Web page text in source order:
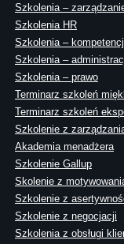
Szkolenia –
Szkolenia HR
Szkolenia –
Szkolenia –
Szkolenia – prawo
Terminarz szkoleń
Terminarz szkoleń
Szkolenie z
Akademia menadżera
Szkolenie Gallup
Skolenie z
Szkolenie z
Szkolenie z negocjacji
Szkolenia z obsługi